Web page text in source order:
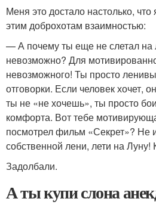
Меня это достало настолько, что
этим доброхотам взаимностью:
— А почему ты еще не слетал
невозможно? Для
невозможного! Ты просто
отговорки. Если человек хочет,
ты не «не хочешь», ты просто
комфорта. Вот тебе
посмотрел фильм «Секрет»? Не
собственной лени, лети на Луну!
Задолбали.
А ты купи слона